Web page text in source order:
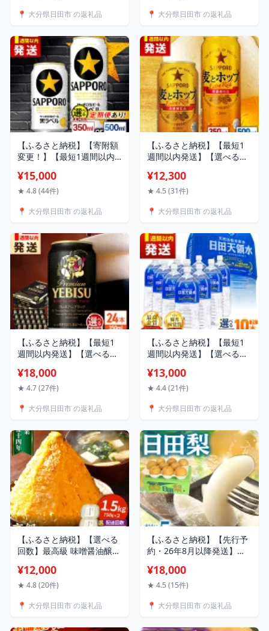
さと納税ビ−ル 送料無料 大
店[ARDC005]
📍 大分県日田市 の返礼品
便 単品 発泡酒 大分 日田市
[ARDC002]
📍 大分県日田市 の返礼品
【ふるさと納税】【寄附額
変更！】【最短1週間以内
数】サッポロ生ビール 黒ラ
ベル 350ml or 500ml×24本
お酒 酒 日田 定期便 単品 大
会社綾部商店 [ARDC008]
¥15,000
★ 4.8 (44件)
📍 大分県日田市 の返礼品
【ふるさと納税】【最短1
週間以内発送】【選べる容
ップ 350ml or 500ml ×24
本 ビール サッポロ 麦とホ
品 発泡酒 送料無料 大分 日
[ARDC003]
¥12,300
★ 4.5 (31件)
📍 大分県日田市 の返礼品
【ふるさと納税】【最短1
週間以内発送】【選べる配
レミアムブラック
350ml×24本 ビール サッポ
ビール 黒ビール 黒エビス
料無料 大分 日田市 / 株式
会社綾部商店 [ARDC156-
167]
¥18,000
★ 4.7 (27件)
📍 大分県日田市 の返礼品
【ふるさと納税】【最短1
週間以内発送】【選べる回
然水 ミネラルウオーター
飲料水 水 みず 2リットル
蓄 防災 常温 日田市 / グリ
[AREG020-031]
¥13,000
★ 4.4 (21件)
📍 大分県日田市 の返礼品
【ふるさと納税】【選べる
回数】最高級 味噌醤油醸造
噌 750g×2個 計1.5kg 日田
市 / 有限会社日田醤油 味
[ARAJ001,005-009]
¥12,000
★ 4.8 (20件)
📍 大分県日田市 の返礼品
【ふるさと納税】【先行予
約・26年8月以降発送】日
田梨協同組合 なし 梨 日
田 和梨 果物 くだもの 果汁
[ARBB002]
¥18,000
★ 4.5 (15件)
📍 大分県日田市 の返礼品